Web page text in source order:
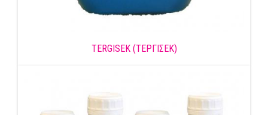
TERGISEK (ΤΕΡΓΙΣΕΚ)